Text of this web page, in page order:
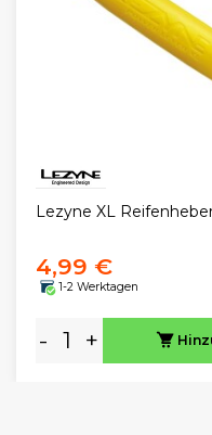
Lezyne XL
4,99 €
1-2 Werktagen
- +